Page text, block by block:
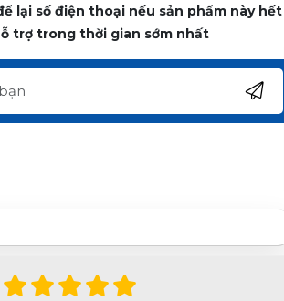
lại số điện thoại nếu sản phẩm này hết
trợ trong thời gian sớm nhất